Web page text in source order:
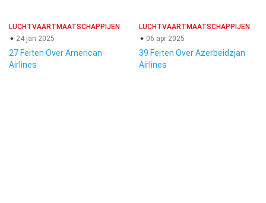
LUCHTVAARTMAATSCHAPPIJEN
24 jan 2025
27 Feiten Over American
Airlines
LUCHTVAARTMAATSCHAPPIJEN
06 apr 2025
39 Feiten Over Azerbeidzjan
Airlines